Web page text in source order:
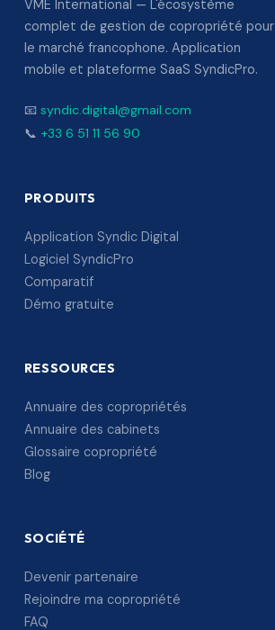
VME International — L'écosystème
complet de gestion de copropriété pour
le marché francophone. Application
mobile et plateforme SaaS SyndicPro.
📧 syndic.digital@gmail.com
📞 +33 6 51 11 56 90
PRODUITS
Application Syndic Digital
Logiciel SyndicPro
Comparatif
Démo gratuite
RESSOURCES
Annuaire des copropriétés
Annuaire des cabinets
Glossaire copropriété
Blog
SOCIÉTÉ
Devenir partenaire
Rejoindre ma copropriété
FAQ